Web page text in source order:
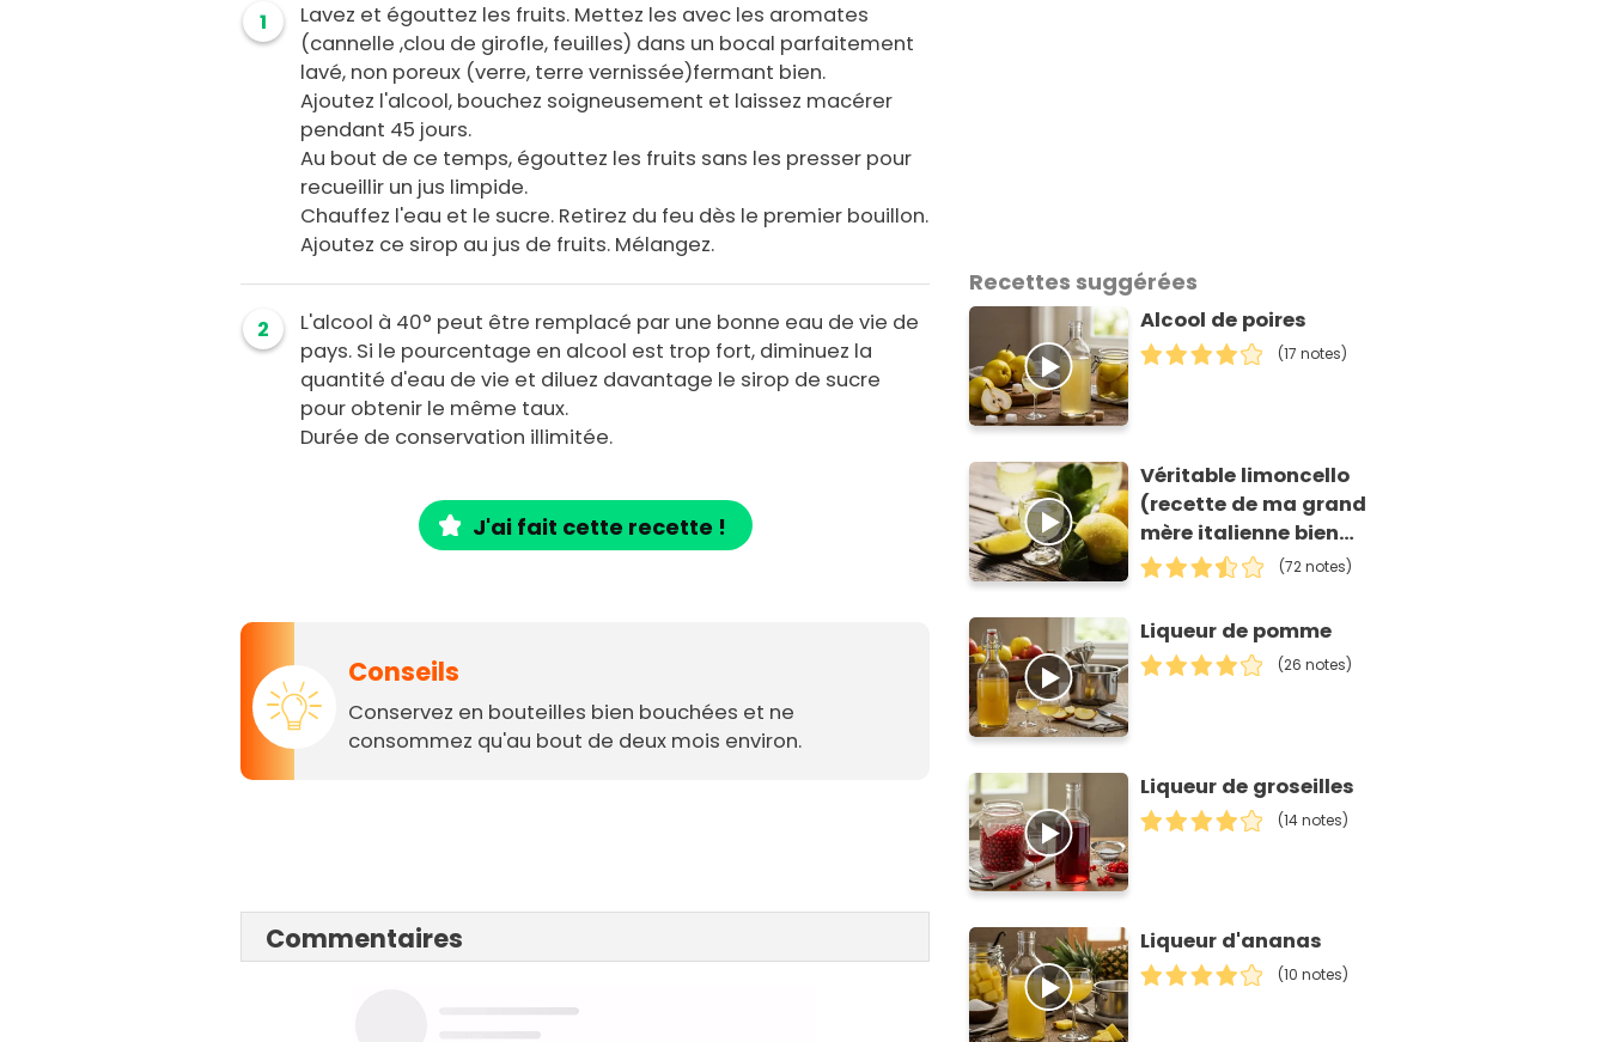
1
Lavez et égouttez les fruits. Mettez les avec les aromates
(cannelle ,clou de girofle, feuilles) dans un bocal parfaitement
lavé, non poreux (verre, terre vernissée)fermant bien.
Ajoutez l'alcool, bouchez soigneusement et laissez macérer
pendant 45 jours.
Au bout de ce temps, égouttez les fruits sans les presser pour
recueillir un jus limpide.
Chauffez l'eau et le sucre. Retirez du feu dès le premier bouillon.
Ajoutez ce sirop au jus de fruits. Mélangez.
2
L'alcool à 40° peut être remplacé par une bonne eau de vie de
pays. Si le pourcentage en alcool est trop fort, diminuez la
quantité d'eau de vie et diluez davantage le sirop de sucre
pour obtenir le même taux.
Durée de conservation illimitée.
J'ai fait cette recette !
Conseils
Conservez en bouteilles bien bouchées et ne
consommez qu'au bout de deux mois environ.
Commentaires
Recettes suggérées
Alcool de poires
(17 notes)
Véritable limoncello
(recette de ma grand
mère italienne bien
entendu ! )
(72 notes)
Liqueur de pomme
(26 notes)
Liqueur de groseilles
(14 notes)
Liqueur d'ananas
(10 notes)